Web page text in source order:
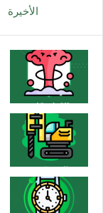
الأخيرة